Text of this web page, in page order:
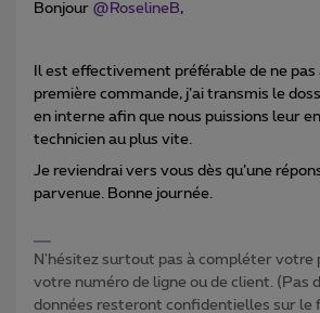
Bonjour @RoselineB,
Il est effectivement préférable de ne
première commande, j’ai transmis le
en interne afin que nous puissions leur
technicien au plus vite.
Je reviendrai vers vous dès qu’une
parvenue. Bonne journée.
N'hésitez surtout pas à compléter votre
votre numéro de ligne ou de client. (Pas
données resteront confidentielles sur le